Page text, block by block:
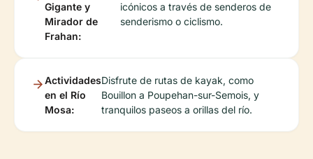
Gigante y
Mirador de
Frahan:
icónicos a través de senderos de
senderismo o ciclismo.
Actividades
en el Río
Mosa:
Disfrute de rutas de kayak, como
Bouillon a Poupehan-sur-Semois, y
tranquilos paseos a orillas del río.